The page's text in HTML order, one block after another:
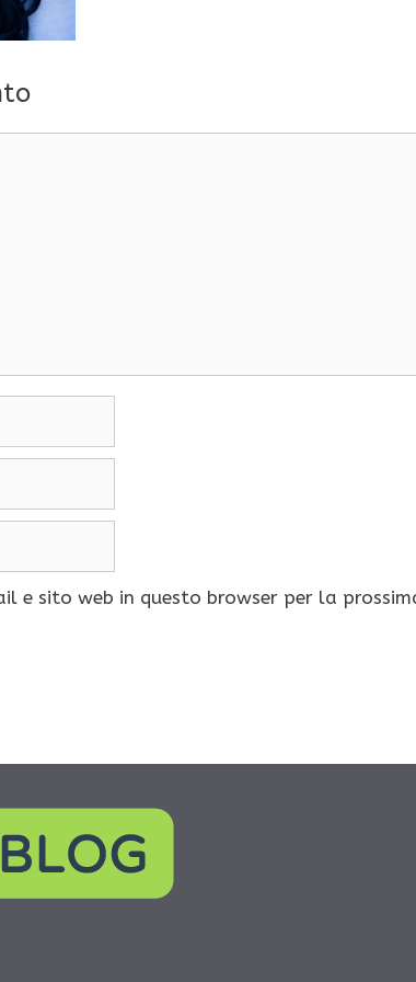
e sito web in questo browser per la